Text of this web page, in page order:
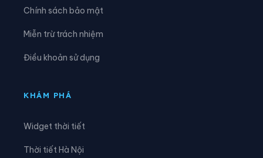
Xã Thụy Hùng
Chính sách bảo mật
Miễn trừ trách nhiệm
Điều khoản sử dụng
KHÁM PHÁ
Widget thời tiết
Thời tiết Hà Nội